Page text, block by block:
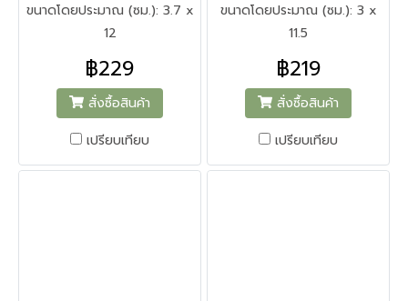
ขนาดโดยประมาณ (ซม.): 3.7 x
12
฿229
สั่งซื้อสินค้า
เปรียบเทียบ
ขนาดโดยประมาณ (ซม.): 3 x
11.5
฿219
สั่งซื้อสินค้า
เปรียบเทียบ